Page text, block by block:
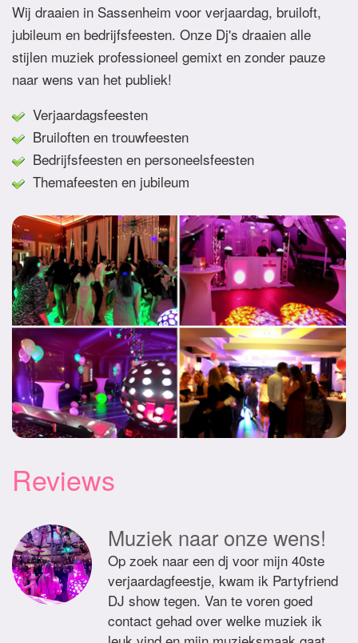
Wij draaien in Sassenheim voor verjaardag, bruiloft,
jubileum en bedrijfsfeesten. Onze Dj's draaien alle
stijlen muziek professioneel gemixt en zonder pauze
naar wens van het publiek!
Verjaardagsfeesten
Bruiloften en trouwfeesten
Bedrijfsfeesten en personeelsfeesten
Themafeesten en jubileum
Reviews
Muziek naar onze wens!
Op zoek naar een dj voor mijn 40ste
verjaardagfeestje, kwam ik Partyfriend
DJ show tegen. Van te voren goed
contact gehad over welke muziek ik